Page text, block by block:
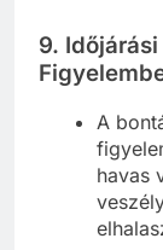
9.
A
havas